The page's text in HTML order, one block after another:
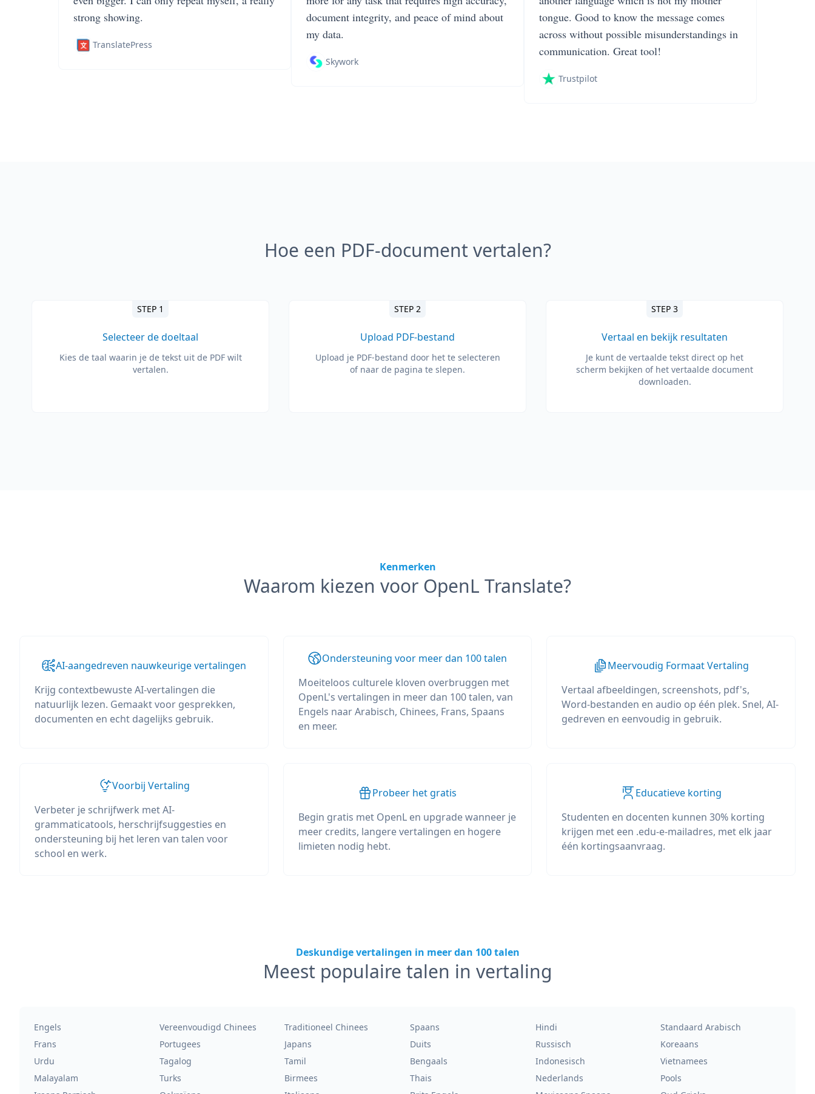
strong showing.
TranslatePress
document integrity, and peace of mind about
my data.
Skywork
tongue. Good to know the message comes
across without possible misunderstandings in
communication. Great tool!
Trustpilot
Hoe een PDF-document vertalen?
STEP 1
Selecteer de doeltaal
Kies de taal waarin je de tekst uit de PDF wilt
vertalen.
STEP 2
Upload PDF-bestand
Upload je PDF-bestand door het te selecteren
of naar de pagina te slepen.
STEP 3
Vertaal en bekijk resultaten
Je kunt de vertaalde tekst direct op het
scherm bekijken of het vertaalde document
downloaden.
Kenmerken
Waarom kiezen voor OpenL Translate?
AI-aangedreven nauwkeurige vertalingen
Krijg contextbewuste AI-vertalingen die
natuurlijk lezen. Gemaakt voor gesprekken,
documenten en echt dagelijks gebruik.
Ondersteuning voor meer dan 100 talen
Moeiteloos culturele kloven overbruggen met
OpenL's vertalingen in meer dan 100 talen, van
Engels naar Arabisch, Chinees, Frans, Spaans
en meer.
Meervoudig Formaat Vertaling
Vertaal afbeeldingen, screenshots, pdf's,
Word-bestanden en audio op één plek. Snel, AI-
gedreven en eenvoudig in gebruik.
Voorbij Vertaling
Verbeter je schrijfwerk met AI-
grammaticatools, herschrijfsuggesties en
ondersteuning bij het leren van talen voor
school en werk.
Probeer het gratis
Begin gratis met OpenL en upgrade wanneer je
meer credits, langere vertalingen en hogere
limieten nodig hebt.
Educatieve korting
Studenten en docenten kunnen 30% korting
krijgen met een .edu-e-mailadres, met elk jaar
één kortingsaanvraag.
Deskundige vertalingen in meer dan 100 talen
Meest populaire talen in vertaling
Engels Vereenvoudigd Chinees Traditioneel Chinees Spaans Hindi
Standaard Arabisch
Frans
Portugees Japans Duits Russisch
Koreaans
Urdu
Tagalog Tamil Bengaals Indonesisch
Vietnamees
Malayalam
Turks Birmees Thais Nederlands
Pools